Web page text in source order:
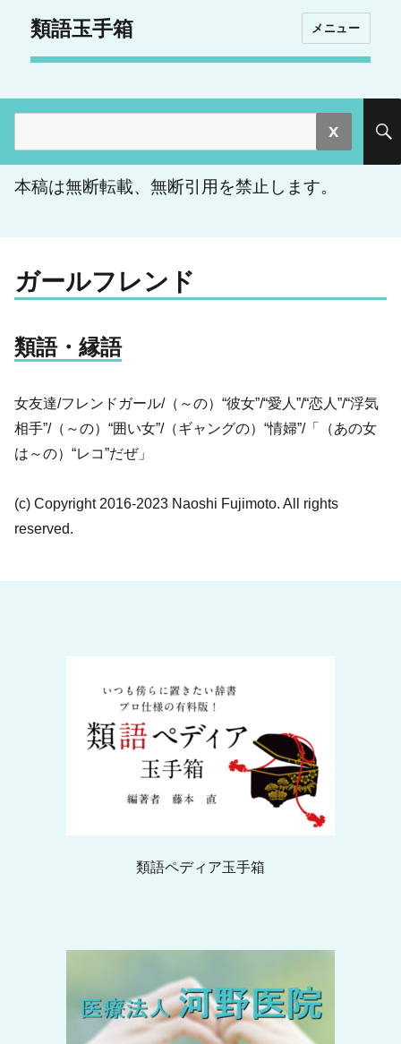
類語玉手箱 メニュー
索:
本稿は無断転載、無断引用を禁止します。
ガールフレンド
類語・縁語
女友達/フレンドガール/（～の）“彼女”/“愛人”/“恋人”/“浮気
相手”/（～の）“囲い女”/（ギャングの）“情婦”/「（あの女
は～の）“レコ”だぜ」
(c) Copyright 2016-2023 Naoshi Fujimoto. All rights
reserved.
類語ペディア玉手箱